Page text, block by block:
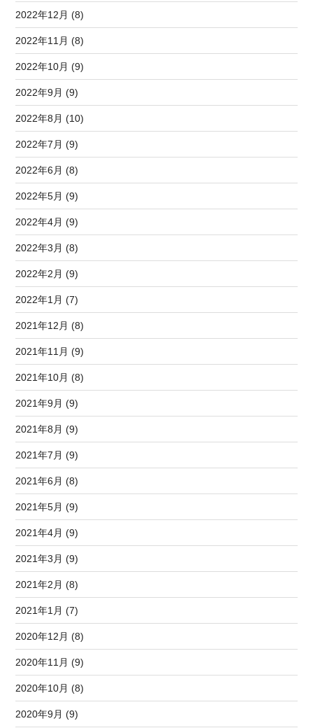
2022年12月 (8)
2022年11月 (8)
2022年10月 (9)
2022年9月 (9)
2022年8月 (10)
2022年7月 (9)
2022年6月 (8)
2022年5月 (9)
2022年4月 (9)
2022年3月 (8)
2022年2月 (9)
2022年1月 (7)
2021年12月 (8)
2021年11月 (9)
2021年10月 (8)
2021年9月 (9)
2021年8月 (9)
2021年7月 (9)
2021年6月 (8)
2021年5月 (9)
2021年4月 (9)
2021年3月 (9)
2021年2月 (8)
2021年1月 (7)
2020年12月 (8)
2020年11月 (9)
2020年10月 (8)
2020年9月 (9)